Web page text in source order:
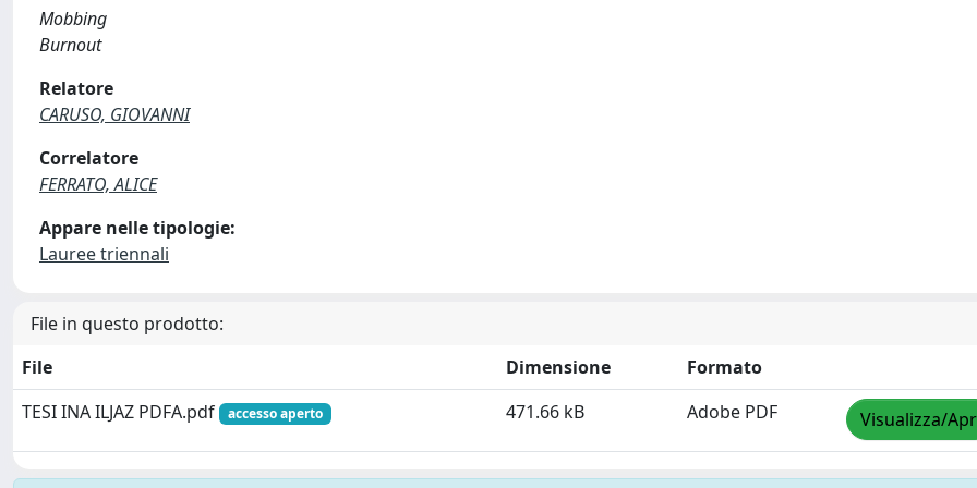
Mobbing
Burnout
Relatore
CARUSO, GIOVANNI
Correlatore
FERRATO, ALICE
Appare nelle tipologie:
Lauree triennali
File in questo prodotto:
File
Dimensione
Formato
TESI INA ILJAZ PDFA.pdf
accesso aperto 471.66 kB Adobe PDF Visualizza/